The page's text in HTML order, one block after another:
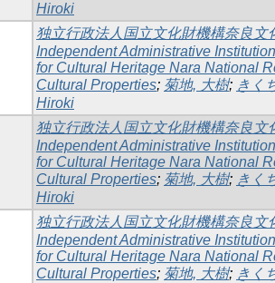
Hiroki
独立行政法人国立文化財機構奈良文
Independent Administrative
for Cultural Heritage Nara National
Cultural Properties; 菊地, 大樹; きく
Hiroki
独立行政法人国立文化財機構奈良文
Independent Administrative
for Cultural Heritage Nara National
Cultural Properties; 菊地, 大樹; きく
Hiroki
独立行政法人国立文化財機構奈良文
Independent Administrative
for Cultural Heritage Nara National
Cultural Properties; 菊地, 大樹; きく